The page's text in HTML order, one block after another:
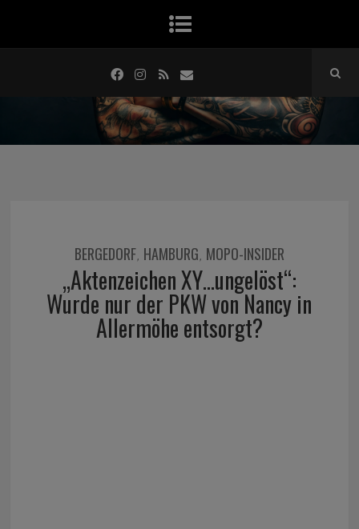
BERGEDORF, HAMBURG, MOPO-INSIDER
„Aktenzeichen XY…ungelöst“:
Wurde nur der PKW von Nancy in
Allermöhe entsorgt?